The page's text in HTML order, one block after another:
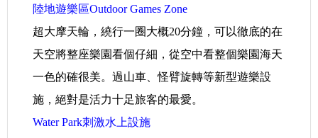
陸地遊樂區Outdoor Games Zone
超大摩天輪，繞行一圈大概20分鐘，可以徹底的在
天空將整座樂園看個仔細，從空中看整個樂園海天
一色的確很美。過山車、怪臂旋轉等新型遊樂設
施，絕對是活力十足旅客的最愛。
Water Park刺激水上設施